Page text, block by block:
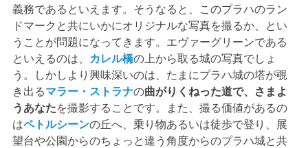
義務であるといえます。そうなると、このプラハのラン
ドマークと共にいかにオリジナルな写真を撮るか、とい
うことが問題になってきます。エヴァーグリーンである
といえるのは、 カレル橋の上から取る城の写真でしょ
う。しかしより興味深いのは、たまにプラハ城の塔が覗
き出るマラー・ストラナの曲がりくねった道で、さまよ
うあなたを撮影することです。また、撮る価値があるの
はペトルシーンの丘へ、乗り物あるいは徒歩で登り、展
望台や公園からのちょっと違う角度からのプラハ城と共